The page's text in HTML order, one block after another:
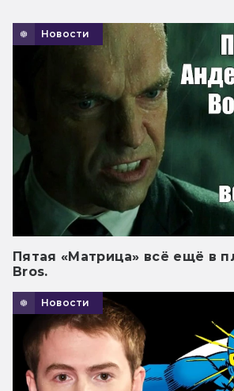
Новости
Пятая «Матрица» всё ещё в
Bros.
Новости